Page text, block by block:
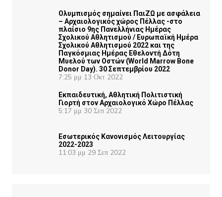
Ολυμπισμός σημαίνει ΠαιΖΩ με ασφάλεια
– Αρχαιολογικός χώρος Πέλλας -στο
πλαίσιο 9ης Πανελλήνιας Ημέρας
Σχολικού Αθλητισμού / Ευρωπαϊκή Ημέρα
Σχολικού Αθλητισμού 2022 και της
Παγκόσμιας Ημέρας Εθελοντή Δότη
Μυελού των Οστών (World Marrow Bone
Donor Day). 30 Σεπτεμβρίου 2022
7:25 μμ 13 Οκτ 2022
Εκπαιδευτική, Αθλητική Πολιτιστική
Γιορτή στον Αρχαιολογικό Χώρο Πέλλας
5:17 μμ 30 Σεπ 2022
Εσωτερικός Κανονισμός Λειτουργίας
2022-2023
11:03 μμ 29 Σεπ 2022